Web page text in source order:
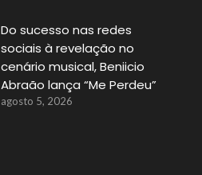
Do sucesso nas redes
sociais à revelação no
cenário musical, Beniicio
Abraão lança “Me Perdeu”
agosto 5, 2026